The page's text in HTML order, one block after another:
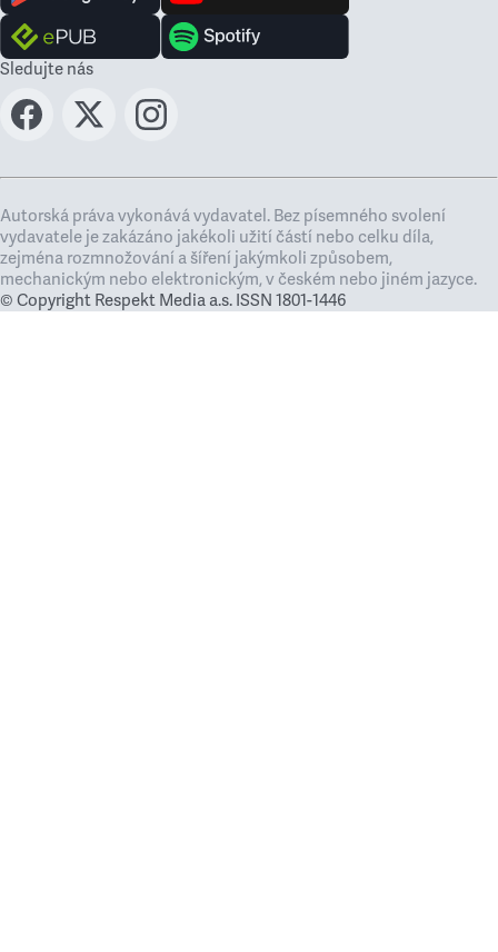
Sledujte nás
Autorská práva vykonává vydavatel. Bez písemného svolení
vydavatele je zakázáno jakékoli užití částí nebo celku díla,
zejména rozmnožování a šíření jakýmkoli způsobem,
mechanickým nebo elektronickým, v českém nebo jiném jazyce.
© Copyright Respekt Media a.s. ISSN 1801-1446